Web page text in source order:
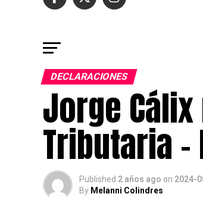
DECLARACIONES
Jorge
Tributaria –
Published 2 años ago on 2024-
By Melanni Colindres